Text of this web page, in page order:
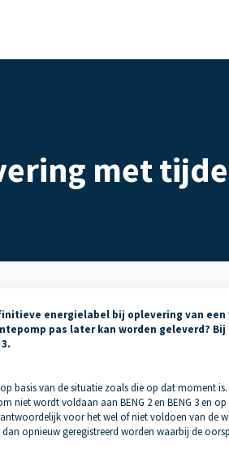
met
energielabel bij oplevering van een
pas later kan worden geleverd?
basis van de situatie zoals die op dat moment
wordt voldaan aan BENG 2 en BENG 3 en
voor het wel of niet voldoen van de
opnieuw geregistreerd worden waarbij de